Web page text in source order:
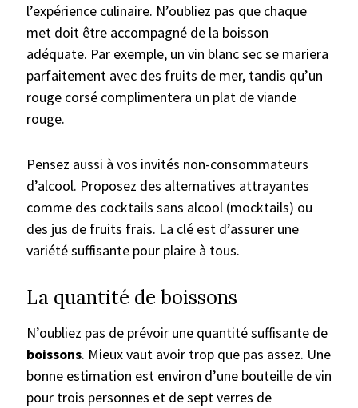
l’expérience culinaire. N’oubliez pas que chaque
met doit être accompagné de la boisson
adéquate. Par exemple, un vin blanc sec se mariera
parfaitement avec des fruits de mer, tandis qu’un
rouge corsé complimentera un plat de viande
rouge.
Pensez aussi à vos invités non-consommateurs
d’alcool. Proposez des alternatives attrayantes
comme des cocktails sans alcool (mocktails) ou
des jus de fruits frais. La clé est d’assurer une
variété suffisante pour plaire à tous.
La quantité de boissons
N’oubliez pas de prévoir une quantité suffisante de
boissons. Mieux vaut avoir trop que pas assez. Une
bonne estimation est environ d’une bouteille de vin
pour trois personnes et de sept verres de